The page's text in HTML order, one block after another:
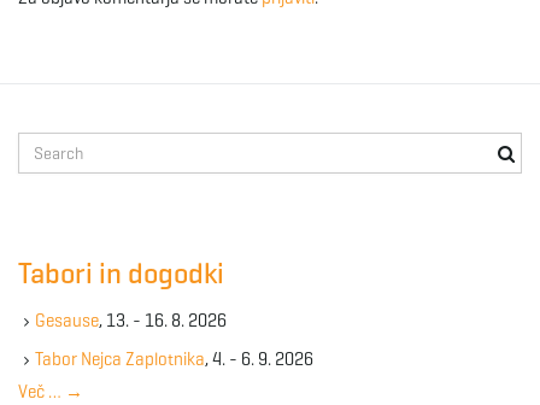
e
e
y
w
Tabori in dogodki
Gesause, 13. - 16. 8. 2026
Tabor Nejca Zaplotnika, 4. - 6. 9. 2026
Več … →